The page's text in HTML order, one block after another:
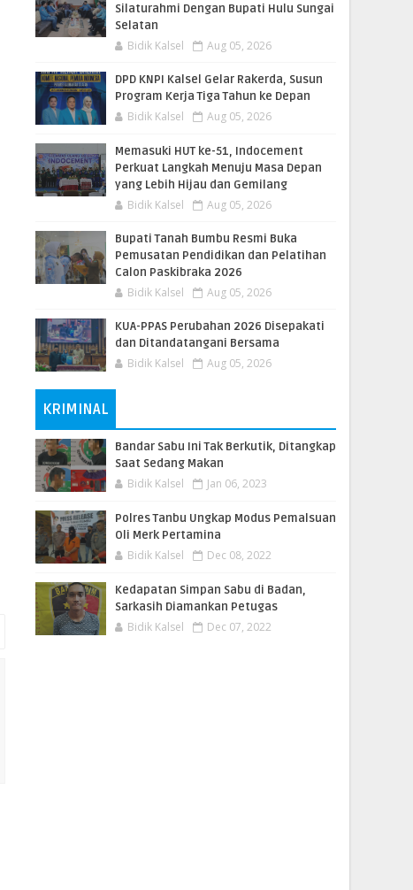
Silaturahmi Dengan Bupati Hulu Sungai
Selatan
Bidik Kalsel Aug 05, 2026
DPD KNPI Kalsel Gelar Rakerda, Susun
Program Kerja Tiga Tahun ke Depan
Bidik Kalsel Aug 05, 2026
Memasuki HUT ke-51, Indocement
Perkuat Langkah Menuju Masa Depan
yang Lebih Hijau dan Gemilang
Bidik Kalsel Aug 05, 2026
Bupati Tanah Bumbu Resmi Buka
Pemusatan Pendidikan dan Pelatihan
Calon Paskibraka 2026
Bidik Kalsel Aug 05, 2026
KUA-PPAS Perubahan 2026 Disepakati
dan Ditandatangani Bersama
Bidik Kalsel Aug 05, 2026
KRIMINAL
Bandar Sabu Ini Tak Berkutik, Ditangkap
Saat Sedang Makan
Bidik Kalsel Jan 06, 2023
Polres Tanbu Ungkap Modus Pemalsuan
Oli Merk Pertamina
Bidik Kalsel Dec 08, 2022
Kedapatan Simpan Sabu di Badan,
Sarkasih Diamankan Petugas
Bidik Kalsel Dec 07, 2022